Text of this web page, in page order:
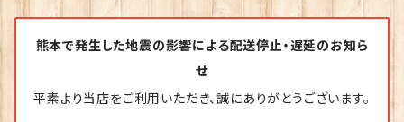
熊本で発生した地震の影響による配送停止・遅延のお知ら
せ
平素より当店をご利用いただき、誠にありがとうございます。